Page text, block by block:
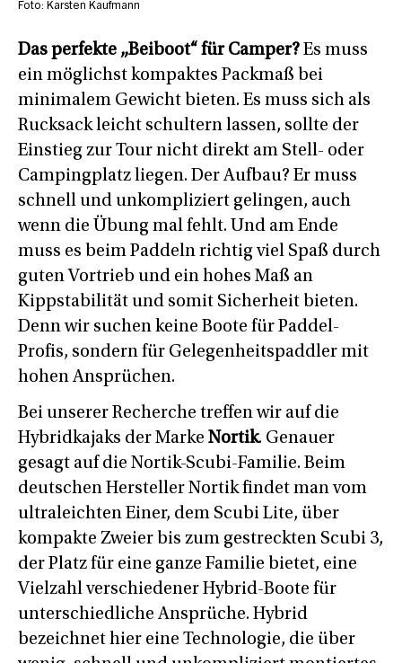
Das perfekte „Beiboot“ für Camper? Es muss
ein möglichst kompaktes Packmaß bei
minimalem Gewicht bieten. Es muss sich als
Rucksack leicht schultern lassen, sollte der
Einstieg zur Tour nicht direkt am Stell- oder
Campingplatz liegen. Der Aufbau? Er muss
schnell und unkompliziert gelingen, auch
wenn die Übung mal fehlt. Und am Ende
muss es beim Paddeln richtig viel Spaß durch
guten Vortrieb und ein hohes Maß an
Kippstabilität und somit Sicherheit bieten.
Denn wir suchen keine Boote für Paddel-
Profis, sondern für Gelegenheitspaddler mit
hohen Ansprüchen.
Bei unserer Recherche treffen wir auf die
Hybridkajaks der Marke Nortik. Genauer
gesagt auf die Nortik-Scubi-Familie. Beim
deutschen Hersteller Nortik findet man vom
ultraleichten Einer, dem Scubi Lite, über
kompakte Zweier bis zum gestreckten Scubi 3,
der Platz für eine ganze Familie bietet, eine
Vielzahl verschiedener Hybrid-Boote für
unterschiedliche Ansprüche. Hybrid
bezeichnet hier eine Technologie, die über
Foto: Karsten Kaufmann